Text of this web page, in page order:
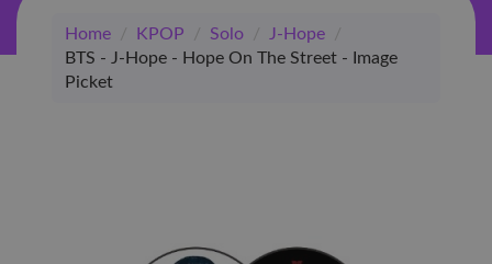
(Winkel)
Home / KPOP / Solo / J-Hope
/
BTS - J-Hope - Hope On The Street - Image
Picket